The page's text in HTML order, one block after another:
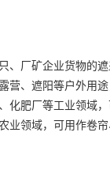
、厂矿企业货物的
营、遮阳等户外用
化肥厂等工业领域
业领域，可用作卷